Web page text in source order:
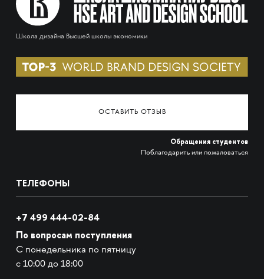
Школа дизайна Высшей школы экономики
ОСТАВИТЬ ОТЗЫВ
Обращения студентов
Поблагодарить или пожаловаться
ТЕЛЕФОНЫ
+7 499 444-02-84
По вопросам поступления
С понедельника по пятницу
с 10:00 до 18:00